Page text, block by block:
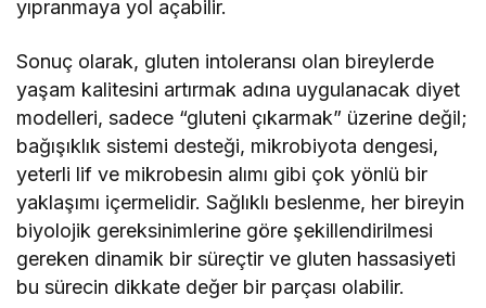
yıpranmaya yol açabilir.
Sonuç olarak, gluten intoleransı olan bireylerde
yaşam kalitesini artırmak adına uygulanacak diyet
modelleri, sadece “gluteni çıkarmak” üzerine değil;
bağışıklık sistemi desteği, mikrobiyota dengesi,
yeterli lif ve mikrobesin alımı gibi çok yönlü bir
yaklaşımı içermelidir. Sağlıklı beslenme, her bireyin
biyolojik gereksinimlerine göre şekillendirilmesi
gereken dinamik bir süreçtir ve gluten hassasiyeti
bu sürecin dikkate değer bir parçası olabilir.